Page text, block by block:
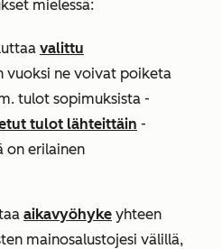
mielessä:
valittu
vuoksi ne voivat poiketa
tulot sopimuksista -
tulot lähteittäin -
on erilainen
aikavyöhyke yhteen
mainosalustojesi välillä,